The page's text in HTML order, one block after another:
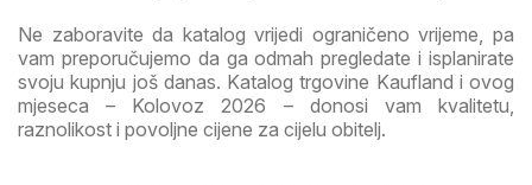
Ne zaboravite da katalog vrijedi ograničeno vrijeme, pa
vam preporučujemo da ga odmah pregledate i isplanirate
svoju kupnju još danas. Katalog trgovine Kaufland i ovog
mjeseca – Kolovoz 2026 – donosi vam kvalitetu,
raznolikost i povoljne cijene za cijelu obitelj.